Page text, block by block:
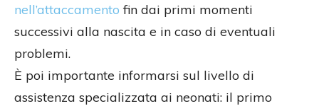
nell’attaccamento fin dai primi momenti
successivi alla nascita e in caso di eventuali
problemi.
È poi importante informarsi sul livello di
assistenza specializzata ai neonati: il primo